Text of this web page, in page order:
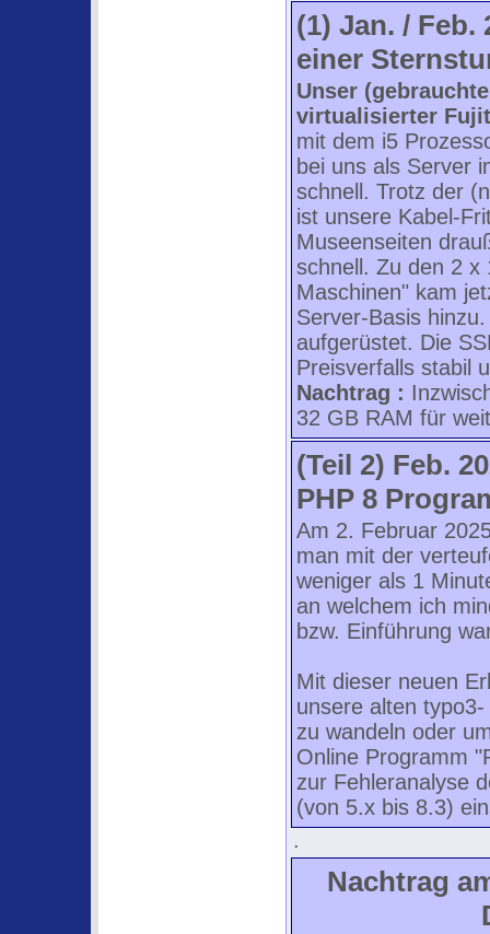
(1) Jan. / Feb.
einer
Unser
virtualisierter
mit dem i5
bei uns als Server
schnell. Trotz der
ist unsere Kabel-
Museenseiten
schnell. Zu den 2 x
Maschinen" kam
Server-Basis
aufgerüstet. Die
Preisverfalls stabil
Nachtrag :
32 GB RAM für
(Teil 2) Feb.
PHP 8
Am 2. Februar
man mit der
weniger als 1
an welchem ich
bzw. Einführung
Mit dieser neuen
unsere alten
zu wandeln oder
Online Programm
zur Fehleranalyse
(von 5.x bis 8.3)
.
Nachtrag